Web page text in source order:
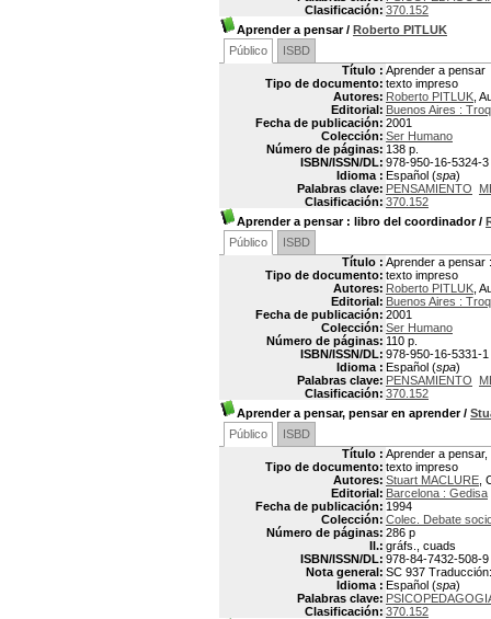
Clasificación: 370.152
Aprender a pensar/ Roberto PITLUK
Público
ISBD
Título : Aprender a pensar
Tipo de documento: texto impreso
Autores: Roberto PITLUK ,
Editorial: Buenos Aires :
Fecha de publicación: 2001
Colección: Ser Humano
Número de páginas: 138 p.
ISBN/ISSN/DL: 978-950-16-5324-3
Idioma : Español (spa)
Palabras clave: PENSAMIENTO
Clasificación: 370.152
Aprender a pensar: libro del coordinador/
Público
ISBD
Título : Aprender a pensar
Tipo de documento: texto impreso
Autores: Roberto PITLUK ,
Editorial: Buenos Aires :
Fecha de publicación: 2001
Colección: Ser Humano
Número de páginas: 110 p.
ISBN/ISSN/DL: 978-950-16-5331-1
Idioma : Español (spa)
Palabras clave: PENSAMIENTO
Clasificación: 370.152
Aprender a pensar, pensar en aprender/
Público
ISBD
Título : Aprender a
Tipo de documento: texto impreso
Autores: Stuart MACLURE ,
Editorial: Barcelona : Gedisa
Fecha de publicación: 1994
Colección: Colec. Debate
Número de páginas: 286 p
Il.: gráfs., cuads
ISBN/ISSN/DL: 978-84-7432-508-9
Nota general: SC 937
Idioma : Español (spa)
Palabras clave:
Clasificación: 370.152